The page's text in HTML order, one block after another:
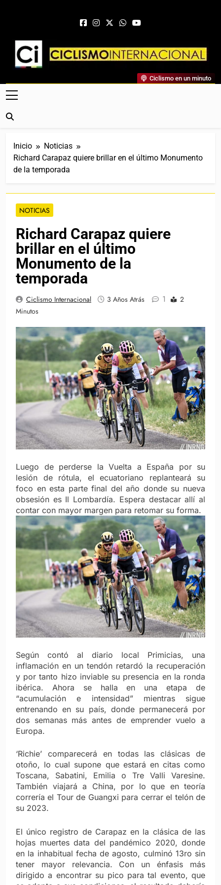
Ciclismo Internacional
Web Dedicada Al Ciclismo Mundial. Entrevistas, Análisis,
Crónicas, Previas Y Más. La Web Ciclista De Referencia.
Ciclismo en un minuto
Inicio
Noticias
Richard Carapaz quiere brillar en el último Monumento
de la temporada
NOTICIAS
Richard Carapaz quiere
brillar en el último
Monumento de la
temporada
Ciclismo Internacional 3 Años Atrás 1
2
Minutos
Luego de perderse la Vuelta a España por su
lesión de rótula, el ecuatoriano replanteará su
foco en esta parte final del año donde su nueva
obsesión es Il Lombardía. Espera destacar allí al
contar con mayor margen para retomar su forma.
Según contó al diario local Primicias, una
inflamación en un tendón retardó la recuperación
y por tanto hizo inviable su presencia en la ronda
ibérica. Ahora se halla en una etapa de
“acumulación e intensidad” mientras sigue
entrenando en su país, donde permanecerá por
dos semanas más antes de emprender vuelo a
Europa.
‘Richie’ comparecerá en todas las clásicas de
otoño, lo cual supone que estará en citas como
Toscana, Sabatini, Emilia o Tre Valli Varesine.
También viajará a China, por lo que en teoría
correría el Tour de Guangxi para cerrar el telón de
su 2023.
El único registro de Carapaz en la clásica de las
hojas muertes data del pandémico 2020, donde
en la inhabitual fecha de agosto, culminó 13ro sin
tener mayor relevancia. Con un énfasis más
dirigido a encontrar su pico para tal evento, que